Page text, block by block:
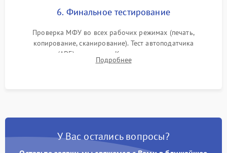
6. Финальное тестирование
Проверка МФУ во всех рабочих режимах (печать,
копирование, сканирование). Тест автоподатчика
документов (ADF) и дуплекса. Контроль качества отпечатка
на отсутствие серого фона, полос и надежность запекания
Подробнее
У Вас остались вопросы?